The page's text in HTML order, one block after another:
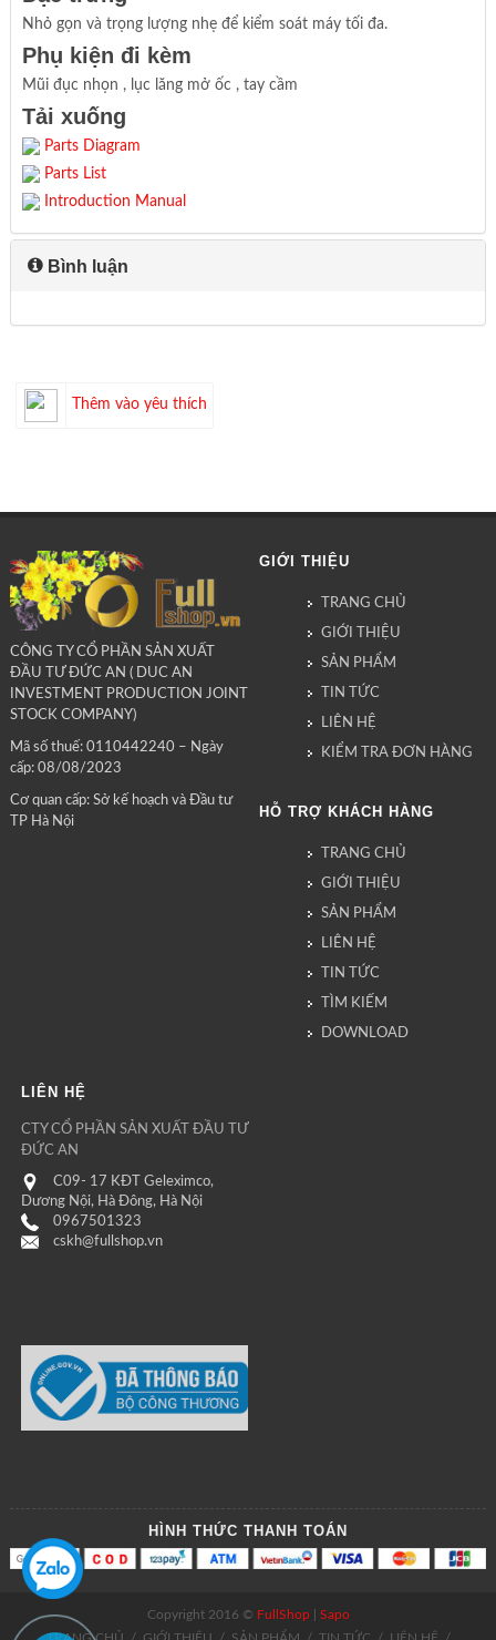
Nhỏ gọn và trọng lượng nhẹ để kiểm soát máy tối đa.
Phụ kiện đi kèm
Mũi đục nhọn , lục lăng mở ốc , tay cầm
Tải xuống
Parts Diagram
Parts List
Introduction Manual
Bình luận
Thêm vào yêu thích
CÔNG TY CỔ PHẦN SẢN XUẤT
ĐẦU TƯ ĐỨC AN ( DUC AN
INVESTMENT PRODUCTION JOINT
STOCK COMPANY)
Mã số thuế: 0110442240 – Ngày
cấp: 08/08/2023
Cơ quan cấp: Sở kế hoạch và Đầu tư
TP Hà Nội
GIỚI THIỆU
TRANG CHỦ
GIỚI THIỆU
SẢN PHẨM
TIN TỨC
LIÊN HỆ
KIỂM TRA ĐƠN HÀNG
HỖ TRỢ KHÁCH HÀNG
TRANG CHỦ
GIỚI THIỆU
SẢN PHẨM
LIÊN HỆ
TIN TỨC
TÌM KIẾM
DOWNLOAD
LIÊN HỆ
CTY CỔ PHẦN SẢN XUẤT ĐẦU TƯ
ĐỨC AN
C09- 17 KĐT Geleximco,
Dương Nội, Hà Đông, Hà Nội
0967501323
cskh@fullshop.vn
HÌNH THỨC THANH TOÁN
Copyright 2016 © FullShop| Sapo